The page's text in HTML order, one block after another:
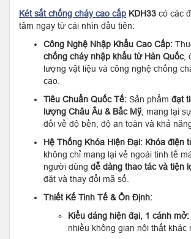
Két sắt chống cháy cao cấp KDH33 có các
tâm ngay từ cái nhìn đầu tiên:
Công Nghệ Nhập Khẩu Cao Cấp:
chống cháy nhập khẩu từ Hàn Quốc,
lượng vật liệu và công nghệ chống
cao.
Tiêu Chuẩn Quốc Tế: Sản phẩm đạt
lượng Châu Âu & Bắc Mỹ, mang lại
đối về độ bền, độ an toàn và khả
Hệ Thống Khóa Hiện Đại: Khóa điện
không chỉ mang lại vẻ ngoài tinh tế
người dùng dễ dàng thao tác và tiện
đặt và thay đổi mã số.
Thiết Kế Tinh Tế & Ổn Định:
Kiểu dáng hiện đại, 1 cánh mở:
nhiều không gian nội thất khác